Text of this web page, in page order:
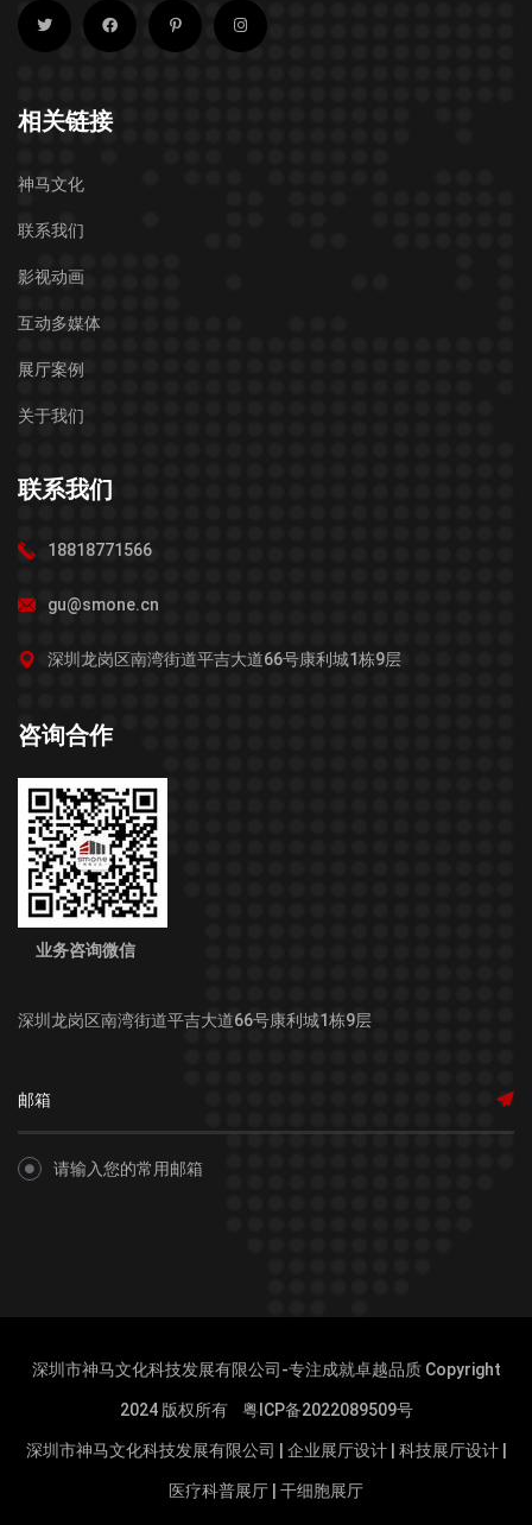
相关链接
神马文化
联系我们
影视动画
互动多媒体
展厅案例
关于我们
联系我们
18818771566
gu@smone.cn
深圳龙岗区南湾街道平吉大道66号康利城1栋9层
咨询合作
业务咨询微信
深圳龙岗区南湾街道平吉大道66号康利城1栋9层
请输入您的常用邮箱
深圳市神马文化科技发展有限公司-专注成就卓越品质 Copyright
2024 版权所有 粤ICP备2022089509号
深圳市神马文化科技发展有限公司 | 企业展厅设计| 科技展厅设计|
医疗科普展厅 | 干细胞展厅